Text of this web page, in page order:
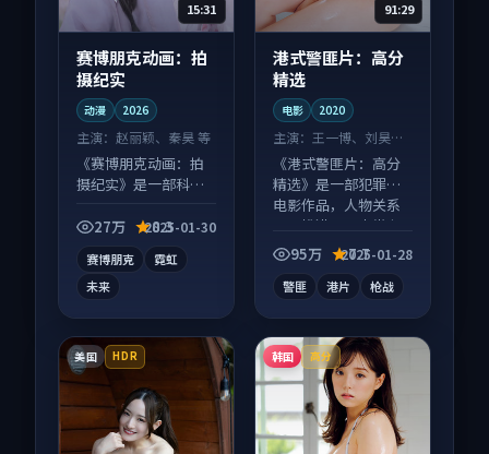
15:31
赛博朋克动画：拍
摄纪实
动漫 2026
主演： 赵丽颖、秦昊 等
《赛博朋克动画：拍
摄纪实》是一部科幻
系层层推进，尾声常
27万 8.3
2025-01-30
赛博朋克
霓虹
未来
91:29
港式警匪片：高分
精选
电影 2020
主演： 王一博、刘昊然
等
《港式警匪片：高分
精选》是一部犯罪向
电影作品，人物关系
层层推进，尾声常有
情绪落点。
95万 7.7
2025-01-28
警匪 港片 枪战
美国 HDR 韩国 高分